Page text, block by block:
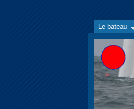
Le bateau